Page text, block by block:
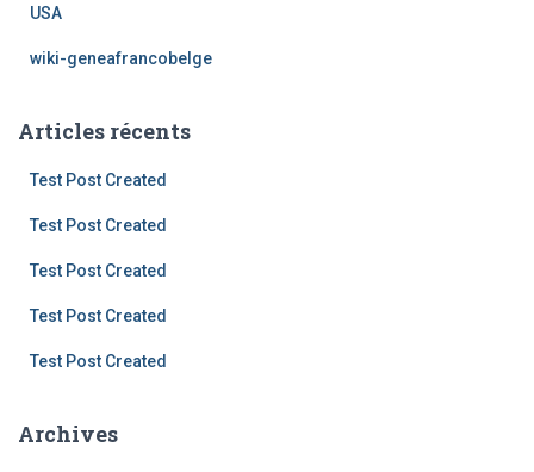
USA
wiki-geneafrancobelge
Articles récents
Test Post Created
Test Post Created
Test Post Created
Test Post Created
Test Post Created
Archives